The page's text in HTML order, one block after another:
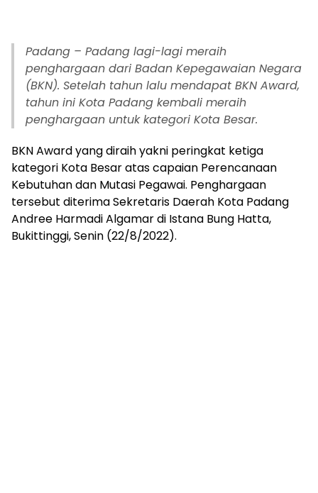
Padang – Padang lagi-lagi meraih
penghargaan dari Badan Kepegawaian Negara
(BKN). Setelah tahun lalu mendapat BKN Award,
tahun ini Kota Padang kembali meraih
penghargaan untuk kategori Kota Besar.
BKN Award yang diraih yakni peringkat ketiga
kategori Kota Besar atas capaian Perencanaan
Kebutuhan dan Mutasi Pegawai. Penghargaan
tersebut diterima Sekretaris Daerah Kota Padang
Andree Harmadi Algamar di Istana Bung Hatta,
Bukittinggi, Senin (22/8/2022).